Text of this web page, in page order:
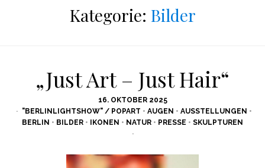
Kategorie: Bilder
„Just Art – Just Hair“
POSTED
ON
16. OKTOBER 2025
"BERLINLIGHTSHOW" / POPART • AUGEN • AUSSTELLUNGEN •
BERLIN • BILDER • IKONEN • NATUR • PRESSE • SKULPTUREN